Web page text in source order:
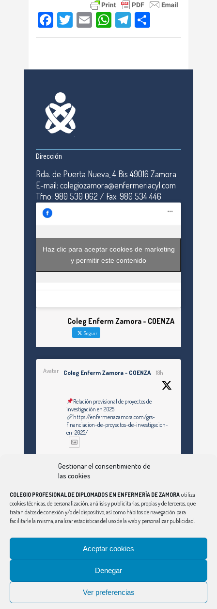
Gestionar el consentimiento de
las cookies
COLEGIO PROFESIONAL DE DIPLOMADOS EN ENFERMERÍA DE ZAMORA utiliza
cookies técnicas, de personalización, análisis y publicitarias, propias y de terceros, que
tratan datos de conexión y/o del dispositivo, así como hábitos de navegación para
facilitarle la misma, analizar estadísticas del uso de la web y personalizar publicidad.
Aceptar cookies
Denegar
Ver preferencias
Facebook
TwitterEmailWhatsApp
Telegram
Dirección
Rda. de Puerta Nueva, 4 Bis 49016 Zamora
E-mail: colegiozamora@enfermeriacyl.com
Tfno: 980 530 062 / Fax: 980 534 446
Haz clic para aceptar cookies de marketing
y permitir este contenido
Coleg Enferm Zamora - COENZA
Seguir
Avatar Coleg Enferm Zamora - COENZA 18h
Relación provisional de proyectos de
investigación en 2025
https://enfermeriazamora.com/grs-
financiacion-de-proyectos-de-investigacion-
en-2025/
Ver Más
Síguenos en Instagram
BURGOS
Política de Privacidad